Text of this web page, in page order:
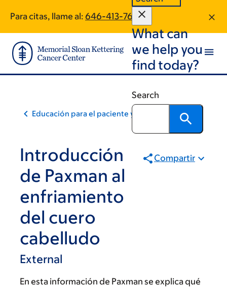
main
content
footer
Para citas, llame al: 646-413-7699
What can
we help you
find today?
Search
Educación para el paciente y la comunidad
Introducción
de Paxman al
enfriamiento
del cuero
cabelludo
External
Compartir
En esta información de Paxman se explica qué